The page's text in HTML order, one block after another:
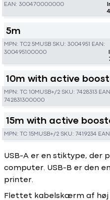
EAN: 300470000000
5m
MPN: TC2 5MUSB SKU: 3004951
EAN:
300495100000
10m with active
MPN: TC 10MUSB+/2 SKU: 7428313
742831300000
15m with active
MPN: TC 15MUSB+/2 SKU: 7419234
USB-A er en stiktype, der
computer. USB-B er den
printer.
Flettet kabelskærm af høj